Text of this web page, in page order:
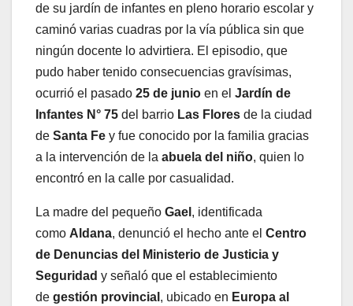
de su jardín de infantes en pleno horario escolar y
caminó varias cuadras por la vía pública sin que
ningún docente lo advirtiera. El episodio, que
pudo haber tenido consecuencias gravísimas,
ocurrió el pasado 25 de junio en el Jardín de
Infantes N° 75 del barrio Las Flores de la ciudad
de Santa Fe y fue conocido por la familia gracias
a la intervención de la abuela del niño, quien lo
encontró en la calle por casualidad.
La madre del pequeño Gael , identificada
como Aldana, denunció el hecho ante el Centro
de Denuncias del Ministerio de Justicia y
Seguridad y señaló que el establecimiento
de gestión provincial , ubicado en Europa al